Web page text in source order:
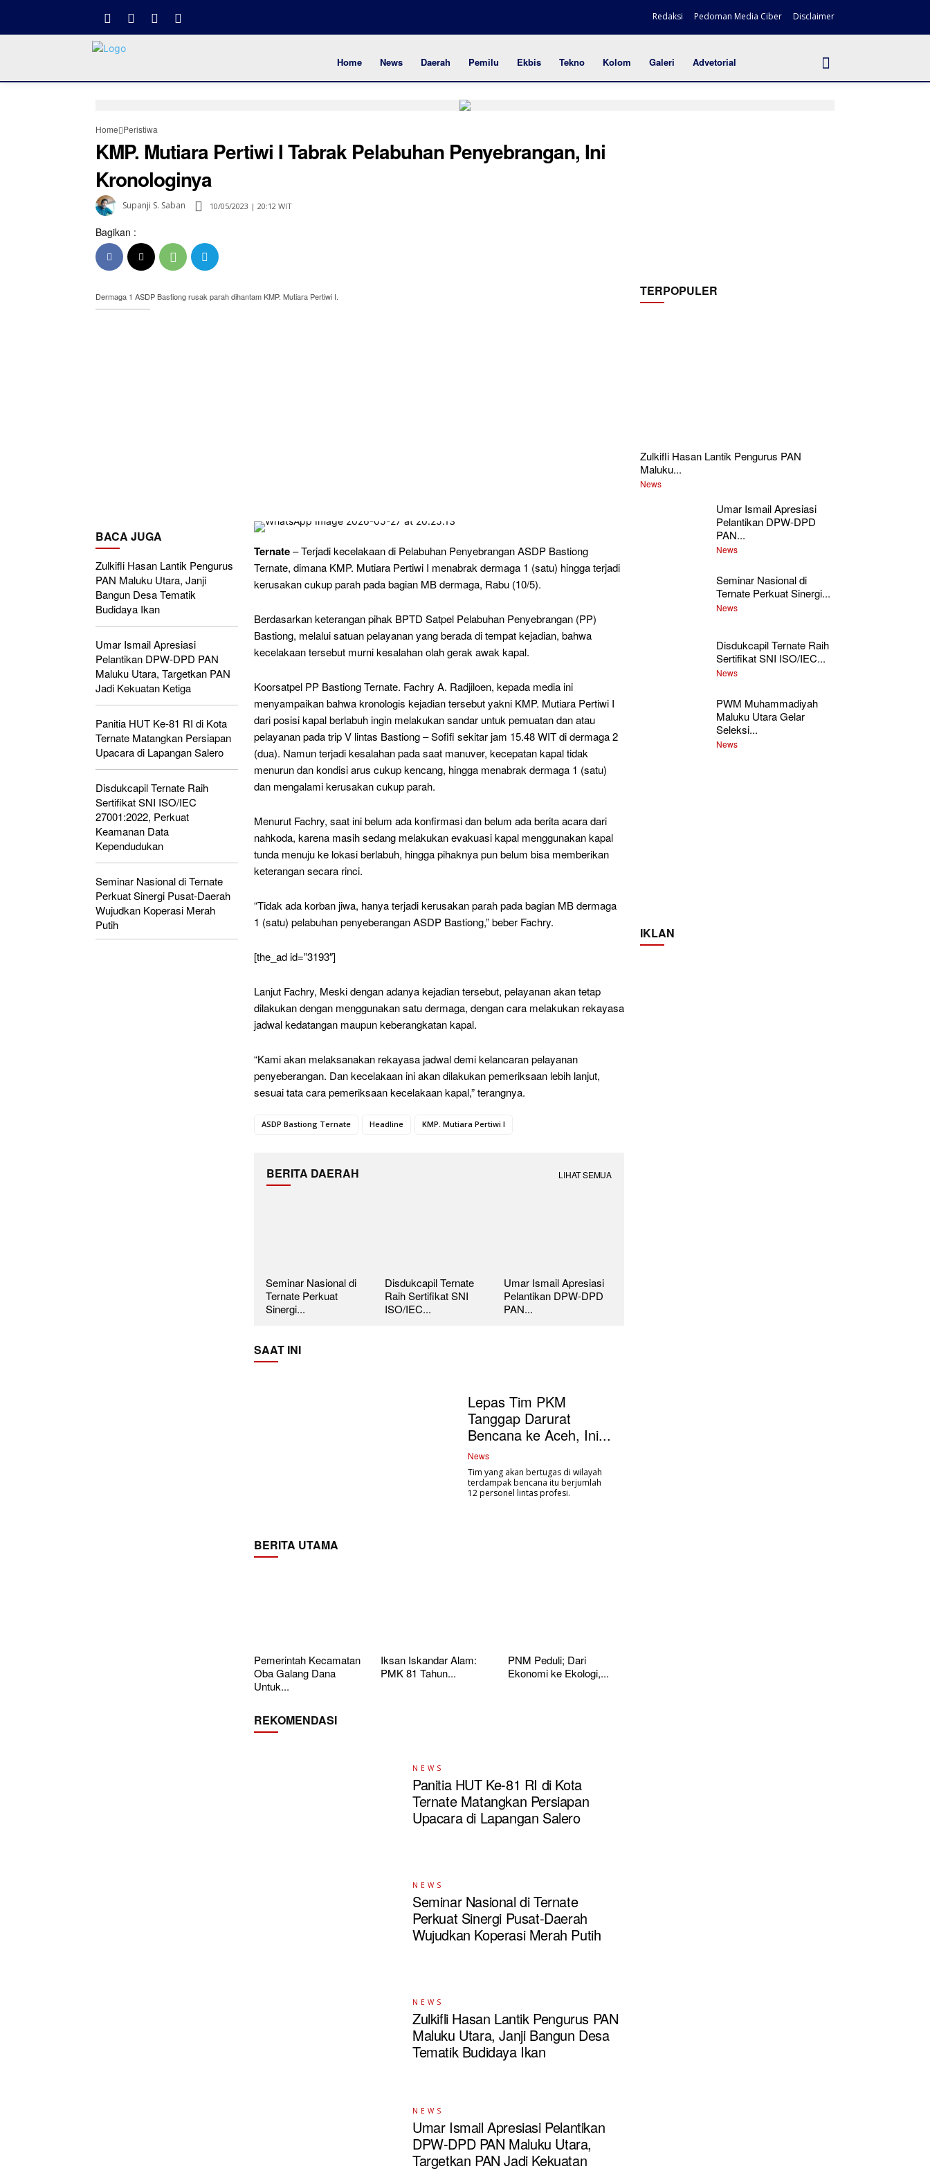
Redaksi Pedoman Media Ciber Disclaimer
Home News Daerah Pemilu Ekbis Tekno Kolom Galeri Advetorial
Home Peristiwa
KMP. Mutiara Pertiwi I Tabrak Pelabuhan Penyebrangan, Ini
Kronologinya
Supanji S. Saban 10/05/2023 | 20:12 WIT
Bagikan :
Dermaga 1 ASDP Bastiong rusak parah dihantam KMP. Mutiara Pertiwi I. TERPOPULER
Zulkifli Hasan Lantik Pengurus PAN
Maluku...
News
BACA JUGA
Zulkifli Hasan Lantik Pengurus
PAN Maluku Utara, Janji
Bangun Desa Tematik
Budidaya Ikan
Umar Ismail Apresiasi
Pelantikan DPW-DPD PAN
Maluku Utara, Targetkan PAN
Jadi Kekuatan Ketiga
Panitia HUT Ke-81 RI di Kota
Ternate Matangkan Persiapan
Upacara di Lapangan Salero
Disdukcapil Ternate Raih
Sertifikat SNI ISO/IEC
27001:2022, Perkuat
Keamanan Data
Kependudukan
Seminar Nasional di Ternate
Perkuat Sinergi Pusat-Daerah
Wujudkan Koperasi Merah
Putih
Ternate– Terjadi kecelakaan di Pelabuhan Penyebrangan ASDP Bastiong
Ternate, dimana KMP. Mutiara Pertiwi I menabrak dermaga 1 (satu) hingga terjadi
kerusakan cukup parah pada bagian MB dermaga, Rabu (10/5).
Berdasarkan keterangan pihak BPTD Satpel Pelabuhan Penyebrangan (PP)
Bastiong, melalui satuan pelayanan yang berada di tempat kejadian, bahwa
kecelakaan tersebut murni kesalahan olah gerak awak kapal.
Koorsatpel PP Bastiong Ternate. Fachry A. Radjiloen, kepada media ini
menyampaikan bahwa kronologis kejadian tersebut yakni KMP. Mutiara Pertiwi I
dari posisi kapal berlabuh ingin melakukan sandar untuk pemuatan dan atau
pelayanan pada trip V lintas Bastiong – Sofifi sekitar jam 15.48 WIT di dermaga 2
(dua). Namun terjadi kesalahan pada saat manuver, kecepatan kapal tidak
menurun dan kondisi arus cukup kencang, hingga menabrak dermaga 1 (satu)
dan mengalami kerusakan cukup parah.
Menurut Fachry, saat ini belum ada konfirmasi dan belum ada berita acara dari
nahkoda, karena masih sedang melakukan evakuasi kapal menggunakan kapal
tunda menuju ke lokasi berlabuh, hingga pihaknya pun belum bisa memberikan
keterangan secara rinci.
“Tidak ada korban jiwa, hanya terjadi kerusakan parah pada bagian MB dermaga
1 (satu) pelabuhan penyeberangan ASDP Bastiong,” beber Fachry.
[the_ad id=”3193″]
Lanjut Fachry, Meski dengan adanya kejadian tersebut, pelayanan akan tetap
dilakukan dengan menggunakan satu dermaga, dengan cara melakukan rekayasa
jadwal kedatangan maupun keberangkatan kapal.
“Kami akan melaksanakan rekayasa jadwal demi kelancaran pelayanan
penyeberangan. Dan kecelakaan ini akan dilakukan pemeriksaan lebih lanjut,
sesuai tata cara pemeriksaan kecelakaan kapal,” terangnya.
ASDP Bastiong Ternate Headline KMP. Mutiara Pertiwi I
BERITA DAERAH LIHAT SEMUA
Seminar Nasional di
Ternate Perkuat
Sinergi...
Disdukcapil Ternate
Raih Sertifikat SNI
ISO/IEC...
Umar Ismail Apresiasi
Pelantikan DPW-DPD
PAN...
SAAT INI
Lepas Tim PKM
Tanggap Darurat
Bencana ke Aceh, Ini...
News
Tim yang akan bertugas di wilayah
terdampak bencana itu berjumlah
12 personel lintas profesi.
BERITA UTAMA
Pemerintah Kecamatan
Oba Galang Dana
Untuk...
Iksan Iskandar Alam:
PMK 81 Tahun...
PNM Peduli; Dari
Ekonomi ke Ekologi,...
REKOMENDASI
NEWS
Panitia HUT Ke-81 RI di Kota
Ternate Matangkan Persiapan
Upacara di Lapangan Salero
NEWS
Seminar Nasional di Ternate
Perkuat Sinergi Pusat-Daerah
Wujudkan Koperasi Merah Putih
NEWS
Zulkifli Hasan Lantik Pengurus PAN
Maluku Utara, Janji Bangun Desa
Tematik Budidaya Ikan
NEWS
Umar Ismail Apresiasi Pelantikan
DPW-DPD PAN Maluku Utara,
Targetkan PAN Jadi Kekuatan
Umar Ismail Apresiasi
Pelantikan DPW-DPD
PAN...
News
Seminar Nasional di
Ternate Perkuat Sinergi...
News
Disdukcapil Ternate Raih
Sertifikat SNI ISO/IEC...
News
PWM Muhammadiyah
Maluku Utara Gelar
Seleksi...
News
IKLAN